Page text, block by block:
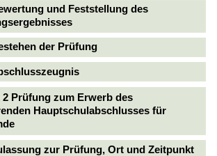
und Feststellung des
der Prüfung
Prüfung zum Erwerb des
Hauptschulabschlusses für
zur Prüfung, Ort und Zeitpunkt